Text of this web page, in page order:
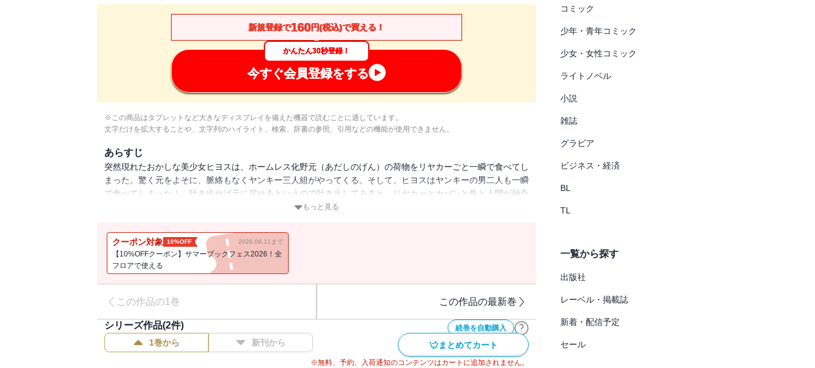
新規登録で160円(税込)で買える！
かんたん30秒登録！
今すぐ会員登録をする
※この商品はタブレットなど大きなディスプレイを備えた機器で読むことに適しています。
文字だけを拡大することや、文字列のハイライト、検索、辞書の参照、引用などの機能が使用できません。
あらすじ
突然現れたおかしな美少女ヒヨスは、ホームレス化野元（あだしのげん）の荷物をリヤカーごと一瞬で食べてし
まった。驚く元をよそに、脈絡もなくヤンキー三人組がやってくる。そして、ヒヨスはヤンキーの男二人も一瞬
で食べてしまった！ 吐き出せば元に戻せるというので吐き出してみると、リヤカーとカバンと魚と人間が融合
したクリーチャー（怪物）が誕生してしまった！ これが第1話。第2話以降はさらにおかしな事になってい
もっと見る
クーポン対象 10%OFF 2026.08.11まで
【10%OFFクーポン】サマーブックフェス2026！全
フロアで使える
この作品の1巻 この作品の最新巻
続巻を自動購入
シリーズ作品(2件)
1巻から 新刊から まとめてカート
※無料、予約、入荷通知のコンテンツはカートに追加されません。
コミック
少年・青年コミック
少女・女性コミック
ライトノベル
小説
雑誌
グラビア
ビジネス・経済
BL
TL
一覧から探す
出版社
レーベル・掲載誌
新着・配信予定
セール